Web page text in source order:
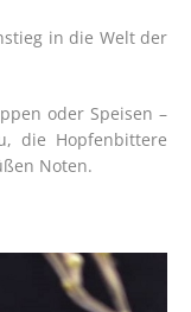
in die Welt der
oder Speisen –
die Hopfenbittere
Noten.